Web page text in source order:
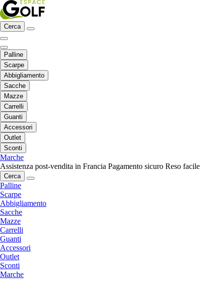
Cerca
Palline
Scarpe
Abbigliamento
Sacche
Mazze
Carrelli
Guanti
Accessori
Outlet
Sconti
Marche
Assistenza post-vendita in Francia Pagamento sicuro Reso facile
Cerca
Palline
Scarpe
Abbigliamento
Sacche
Mazze
Carrelli
Guanti
Accessori
Outlet
Sconti
Marche